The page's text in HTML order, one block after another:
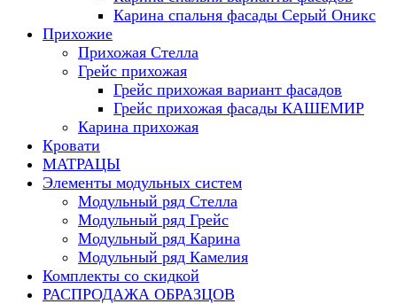
Карина спальня фасады Серый Оникс
Прихожие
Прихожая Стелла
Грейс прихожая
Грейс прихожая вариант фасадов
Грейс прихожая фасады КАШЕМИР
Карина прихожая
Кровати
МАТРАЦЫ
Элементы модульных систем
Модульный ряд Стелла
Модульный ряд Грейс
Модульный ряд Карина
Модульный ряд Камелия
Комплекты со скидкой
РАСПРОДАЖА ОБРАЗЦОВ